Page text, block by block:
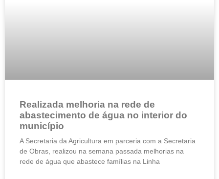
Realizada melhoria na rede de
abastecimento de água no interior do
município
A Secretaria da Agricultura em parceria com a Secretaria
de Obras, realizou na semana passada melhorias na
rede de água que abastece famílias na Linha